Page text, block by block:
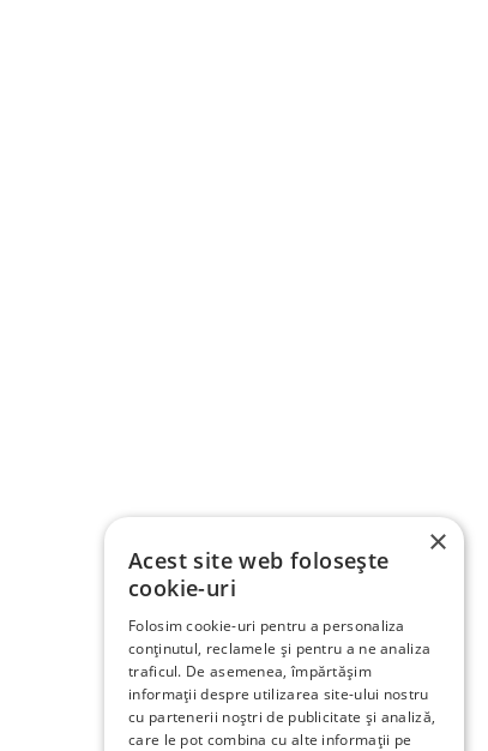
×
Acest site web folosește
cookie-uri
Folosim cookie-uri pentru a personaliza
conținutul, reclamele și pentru a ne analiza
traficul. De asemenea, împărtășim
informații despre utilizarea site-ului nostru
cu partenerii noștri de publicitate și analiză,
care le pot combina cu alte informații pe